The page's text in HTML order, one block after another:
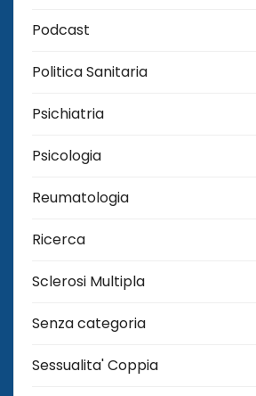
Podcast
Politica Sanitaria
Psichiatria
Psicologia
Reumatologia
Ricerca
Sclerosi Multipla
Senza categoria
Sessualita' Coppia